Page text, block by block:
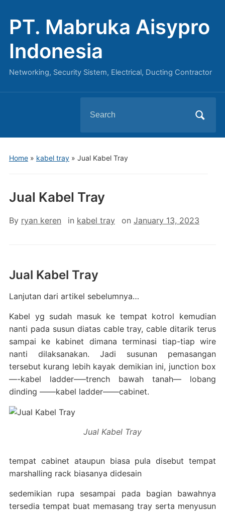
PT. Mabruka Aisypro
Indonesia
Networking, Security Sistem, Electrical, Ducting Contractor
for:
Home» kabel tray» Jual Kabel Tray
Jual Kabel Tray
By ryan keren in kabel tray on January 13, 2023
Jual Kabel Tray
Lanjutan dari artikel sebelumnya…
Kabel yg sudah masuk ke tempat kotrol kemudian
nanti pada susun diatas cable tray, cable ditarik terus
sampai ke kabinet dimana terminasi tiap-tiap wire
nanti dilaksanakan. Jadi susunan pemasangan
tersebut kurang lebih kayak demikian ini, junction box
—-kabel ladder—–trench bawah tanah— lobang
dinding ——kabel ladder——cabinet.
Jual Kabel Tray
tempat cabinet ataupun biasa pula disebut tempat
marshalling rack biasanya didesain
sedemikian rupa sesampai pada bagian bawahnya
tersedia tempat buat memasang tray serta menyusun